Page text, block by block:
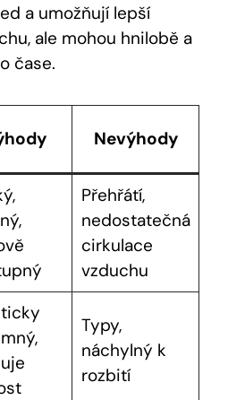
a umožňují lepší
ale mohou hnilobě a
čase.
Nevýhody
Přehřátí,
nedostatečná
cirkulace
vzduchu
Typy,
náchylný k
rozbití